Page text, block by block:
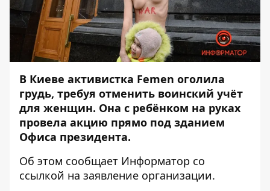
В Киеве активистка Femen оголила
грудь, требуя отменить воинский учёт
для женщин. Она с ребёнком на руках
провела акцию прямо под зданием
Офиса президента.
Об этом сообщает Информатор со
ссылкой на заявление организации.